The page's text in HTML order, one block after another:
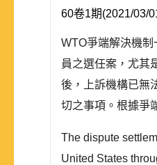
60卷1期(2021/03/
WTO爭端解決機
員之選任案，尤其
後，上訴機構已無
切之事項。根據爭
The dispute
United States